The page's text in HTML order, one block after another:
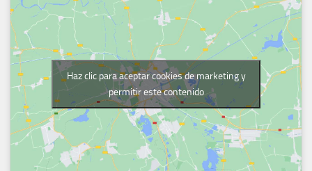
Haz clic para aceptar cookies de marketing y
permitir este contenido